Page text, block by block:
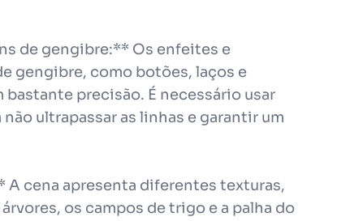
de gengibre:** Os enfeites e
gengibre, como botões, laços e
precisão. É necessário usar
ultrapassar as linhas e garantir um
A cena apresenta diferentes texturas,
os campos de trigo e a palha do